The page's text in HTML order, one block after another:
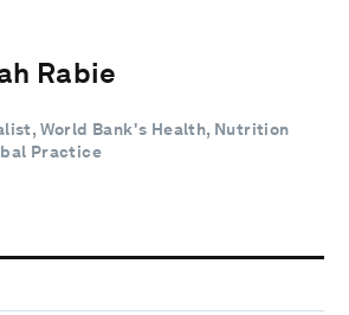
Rabie
World Bank's Health, Nutrition
Practice